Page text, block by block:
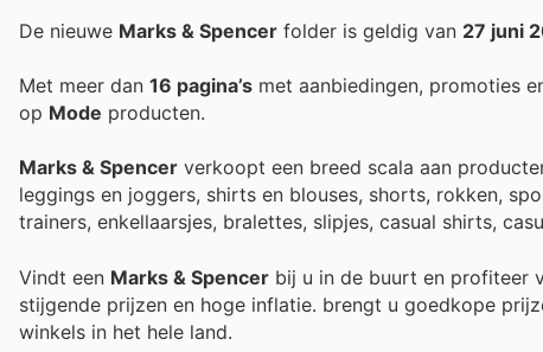
De nieuwe Marks & Spencer folder is geldig van 27 juni
Met meer dan 16 pagina’s met aanbiedingen, promoties
op Mode producten.
Marks & Spencer verkoopt een breed scala aan
leggings en joggers, shirts en blouses, shorts, rokken,
trainers, enkellaarsjes, bralettes, slipjes, casual shirts,
Vindt een Marks & Spencer bij u in de buurt en profiteer
stijgende prijzen en hoge inflatie. brengt u goedkope
winkels in het hele land.